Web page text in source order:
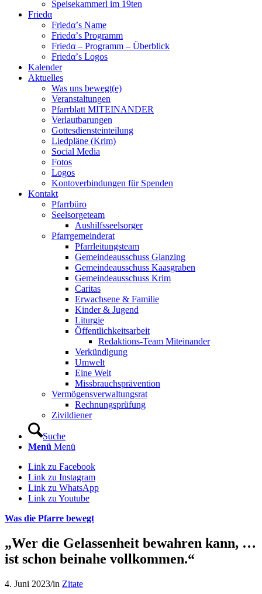
Speisekammerl im 19ten
Friedα
Friedα’s Name
Friedα’s Programm
Friedα – Programm – Überblick
Friedα’s Logos
Kalender
Aktuelles
Was uns bewegt(e)
Veranstaltungen
Pfarrblatt MITEINANDER
Verlautbarungen
Gottesdiensteinteilung
Liedpläne (Krim)
Social Media
Fotos
Logos
Kontoverbindungen für Spenden
Kontakt
Pfarrbüro
Seelsorgeteam
Aushilfsseelsorger
Pfarrgemeinderat
Pfarrleitungsteam
Gemeindeausschuss Glanzing
Gemeindeausschuss Kaasgraben
Gemeindeausschuss Krim
Caritas
Erwachsene & Familie
Kinder & Jugend
Liturgie
Öffentlichkeitsarbeit
Redaktions-Team Miteinander
Verkündigung
Umwelt
Eine Welt
Missbrauchsprävention
Vermögensverwaltungsrat
Rechnungsprüfung
Zivildiener
Suche
Menü Menü
Link zu Facebook
Link zu Instagram
Link zu WhatsApp
Link zu Youtube
Was die Pfarre bewegt
„Wer die Gelassenheit bewahren kann, …
ist schon beinahe vollkommen.“
4. Juni 2023/in Zitate